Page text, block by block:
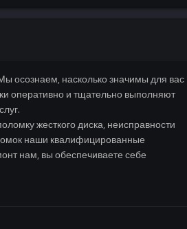
осознаем, насколько значимы для вас
оперативно и тщательно выполняют
жесткого диска, неисправности
наши квалифицированные
нам, вы обеспечиваете себе